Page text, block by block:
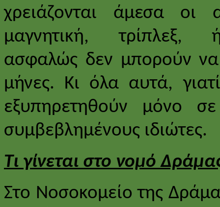
χρειάζονται άμεσα οι
μαγνητική, τρίπλεξ,
ασφαλώς δεν μπορούν να
μήνες. Κι όλα αυτά,
εξυπηρετηθούν μόνο
συμβεβλημένους ιδιώτες.
Τι γίνεται στο νομό
Στο Νοσοκομείο της